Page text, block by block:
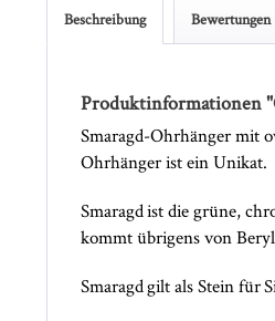
Beschreibung Bewertungen
Produktinformationen
Smaragd-Ohrhänger mit
Ohrhänger ist ein Unikat.
Smaragd ist die grüne,
kommt übrigens von
Smaragd gilt als Stein für